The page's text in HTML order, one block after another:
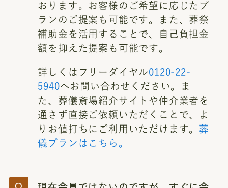
おります。お客様のご希望に応じたプ
ランのご提案も可能です。また、葬祭
補助金を活用することで、自己負担金
額を抑えた提案も可能です。
詳しくはフリーダイヤル0120-22-
5940へお問い合わせください。ま
た、葬儀斎場紹介サイトや仲介業者を
通さず直接ご依頼いただくことで、よ
りお値打ちにご利用いただけます。 葬
儀プランはこちら。